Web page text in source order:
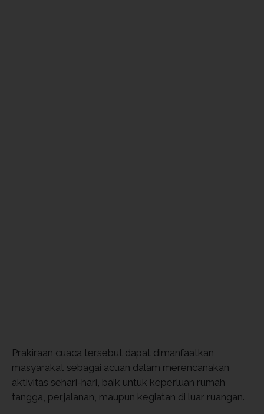
Prakiraan cuaca tersebut dapat dimanfaatkan
masyarakat sebagai acuan dalam merencanakan
aktivitas sehari-hari, baik untuk keperluan rumah
tangga, perjalanan, maupun kegiatan di luar ruangan.